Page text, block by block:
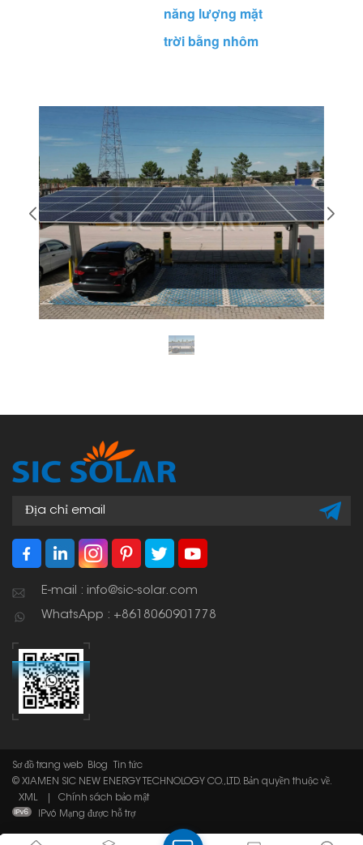
năng lượng mặt
trời bằng nhôm
E-mail : info@sic-solar.com
WhatsApp : +8618060901778
Sơ đồ trang web Blog
Tin tức
© XIAMEN SIC NEW ENERGY TECHNOLOGY CO.,LTD. Bản quyền thuộc về.
XML
Chính sách bảo mật
IPv6 Mạng được hỗ trợ